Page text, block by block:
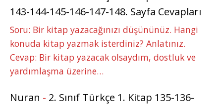
143-144-145-146-147-148. Sayfa Cevapları
Soru: Bir kitap yazacağınızı düşününüz. Hangi
konuda kitap yazmak isterdiniz? Anlatınız.
Cevap: Bir kitap yazacak olsaydım, dostluk ve
yardımlaşma üzerine…
Nuran - 2. Sınıf Türkçe 1. Kitap 135-136-